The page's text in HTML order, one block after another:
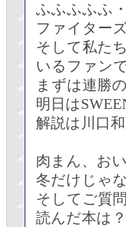
ふふふふふ
ファイター
そして私た
いるファン
まずは連勝
明日は
解説は川口
肉まん、お
冬だけじゃ
そしてご質
読んだ本は